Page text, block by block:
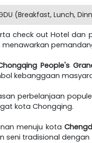
(Breakfast, Lunch,
check out Hotel dan
People's
kebanggaan
perbelanjaan
kota Chongqing.
menuju kota
seni tradisional dengan